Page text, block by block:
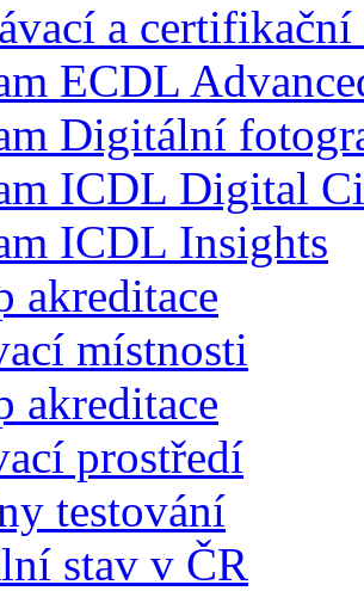
a certifikační
ECDL
Digitální
ICDL Digital
ICDL Insights
akreditace
místnosti
akreditace
prostředí
testování
stav v ČR